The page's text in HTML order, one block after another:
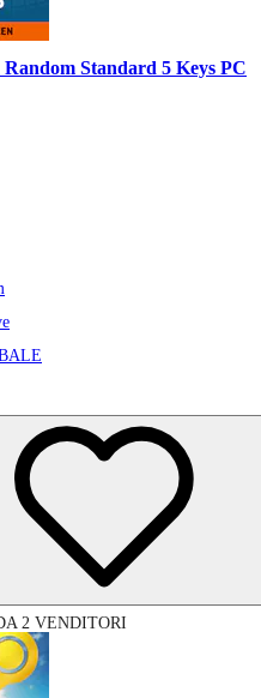
Standard 5 Keys PC
2 VENDITORI